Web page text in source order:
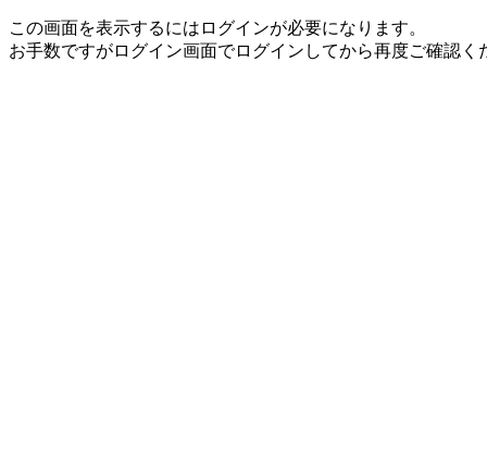
この画面を表示するにはログインが必要になります。
お手数ですがログイン画面でログインしてから再度ご確認く